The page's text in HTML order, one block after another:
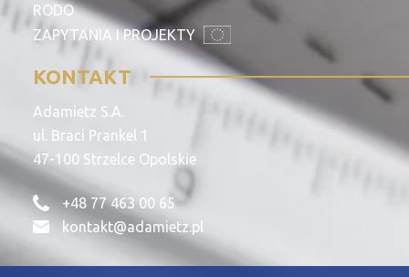
RODO
ZAPYTANIA I PROJEKTY
KONTAKT
Adamietz S.A.
ul. Braci Prankel 1
47-100 Strzelce Opolskie
+48 77 463 00 65
kontakt@adamietz.pl